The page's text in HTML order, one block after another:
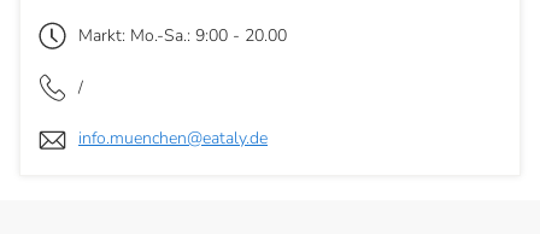
Markt: Mo.-Sa.: 9:00 - 20.00
/
info.muenchen@eataly.de